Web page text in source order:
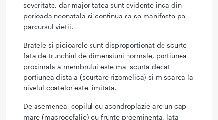
severitate, dar majoritatea sunt evidente inca din
perioada neonatala si continua sa se manifeste pe
parcursul vietii.
Bratele si picioarele sunt disproportionat de scurte
fata de trunchiul de dimensiuni normale, portiunea
proximala a membrului este mai scurta decat
portiunea distala (scurtare rizomelica) si miscarea la
nivelul coatelor este limitata.
De asemenea, copilul cu acondroplazie are un cap
mare (macrocefalie) cu frunte proeminenta, lata